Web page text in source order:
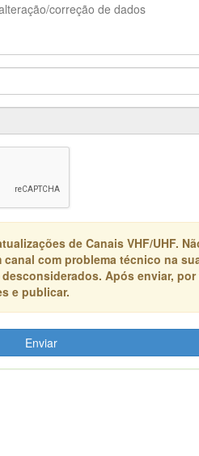
de Canais VHF/UHF.
com problema técnico na
Após enviar,
e publicar.
Enviar